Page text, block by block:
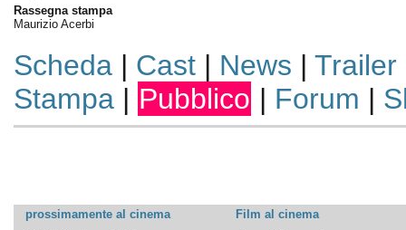
Rassegna stampa
Maurizio Acerbi
Scheda| Cast| News | Trailer
Stampa| Pubblico | Forum |
prossimamente al cinema
Film al cinema